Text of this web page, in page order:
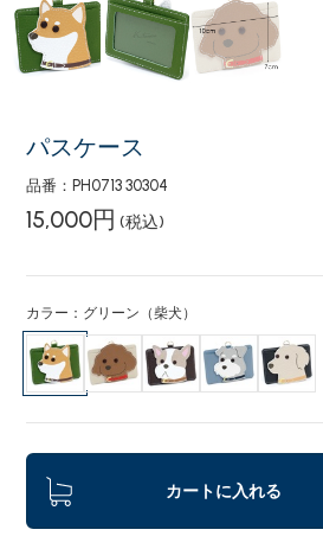
パスケース
品番：PH0713 30304
15,000円 (税込)
カラー：グリーン（柴犬）
カートに入れる